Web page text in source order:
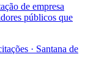
de empresa
públicos que
· Santana de